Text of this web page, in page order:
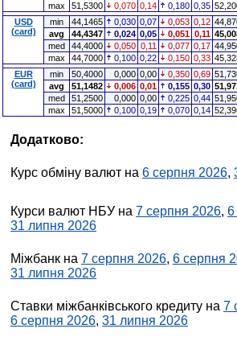
max
51,5300 0,070 0,14 0,180 0,35
USD
(card)
min 44,1465 0,030 0,07 0,053 0,12
avg
44,4347 0,024 0,05 0,051 0,11
med
44,4000 0,050 0,11 0,077 0,17
max
44,7000 0,100 0,22 0,150 0,33
EUR
(card)
min 50,4000 0,000 0,00 0,350 0,69
avg
51,1482 0,006 0,01 0,155 0,30
med
51,2500 0,000 0,00 0,225 0,44
max
51,5000 0,100 0,19 0,070 0,14
Додатково:
Курс обміну валют на 6 серпня 2026,
Курси валют НБУ на 7 серпня 2026, 6
31 липня 2026
Міжбанк на 7 серпня 2026, 6 серпня
31 липня 2026
Ставки міжбанківського кредиту на 7
6 серпня 2026, 31 липня 2026